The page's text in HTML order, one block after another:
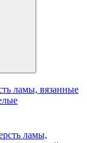
ламы, вязанные